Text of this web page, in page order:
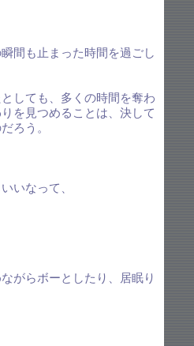
間も止まった時間を過ごし
しても、多くの時間を奪わ
を見つめることは、決して
ろう。
いなって、
がらボーとしたり、居眠り